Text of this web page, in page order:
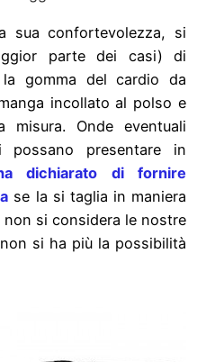
sua confortevolezza, si
parte dei casi) di
la gomma del cardio da
incollato al polso e
Onde eventuali
possano presentare in
dichiarato di fornire
se la si taglia in maniera
si considera le nostre
si ha più la possibilità